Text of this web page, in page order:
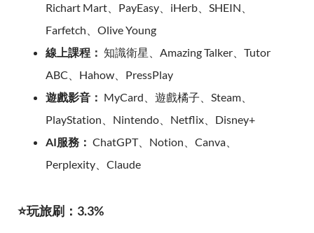
Richart Mart、PayEasy、iHerb、SHEIN、
Farfetch、Olive Young
線上課程： 知識衛星、Amazing Talker、Tutor
ABC、Hahow、PressPlay
遊戲影音： MyCard、遊戲橘子、Steam、
PlayStation、Nintendo、Netflix、Disney+
AI服務： ChatGPT、Notion、Canva、
Perplexity、Claude
⭐玩旅刷：3.3%